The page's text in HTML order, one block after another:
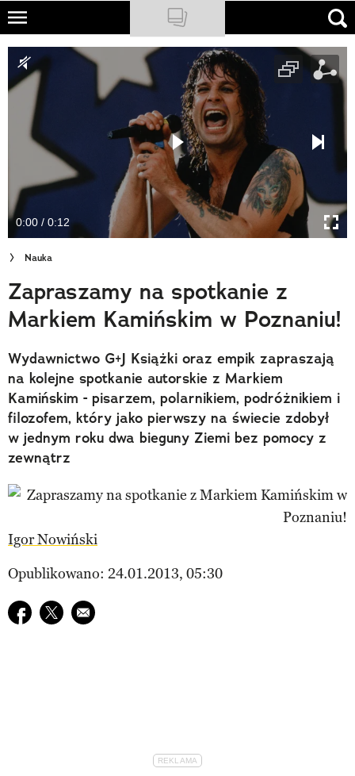
Skip
main
content
NATIONAL GEOGRAPHIC
TRAVELER
PODCASTY
Newsletter
Cuda Polski
Wielki Konkurs Fotograficzny
Trendbook Podróżniczy
Polecane
0:00 / 0:12
Nauka
Zapraszamy na spotkanie z
Markiem Kamińskim w Poznaniu!
Wydawnictwo G+J Książki oraz empik zapraszają
na kolejne spotkanie autorskie z Markiem
Kamińskim - pisarzem, polarnikiem, podróżnikiem i
filozofem, który jako pierwszy na świecie zdobył
w jednym roku dwa bieguny Ziemi bez pomocy z
zewnątrz
Igor Nowiński
Opublikowano: 24.01.2013, 05:30
Udostępnij na facebook
Udostępnij na twitter
E-mail do przyjaciela